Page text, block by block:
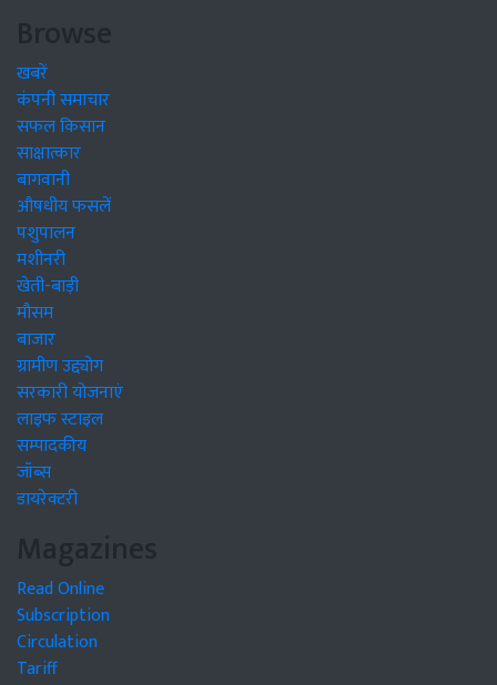
Browse
खबरें
कंपनी समाचार
सफल किसान
साक्षात्कार
बागवानी
औषधीय फसलें
पशुपालन
मशीनरी
खेती-बाड़ी
मौसम
बाजार
ग्रामीण उद्द्योग
सरकारी योजनाएं
लाइफ स्टाइल
सम्पादकीय
जॉब्स
डायरेक्टरी
Magazines
Read Online
Subscription
Circulation
Tariff